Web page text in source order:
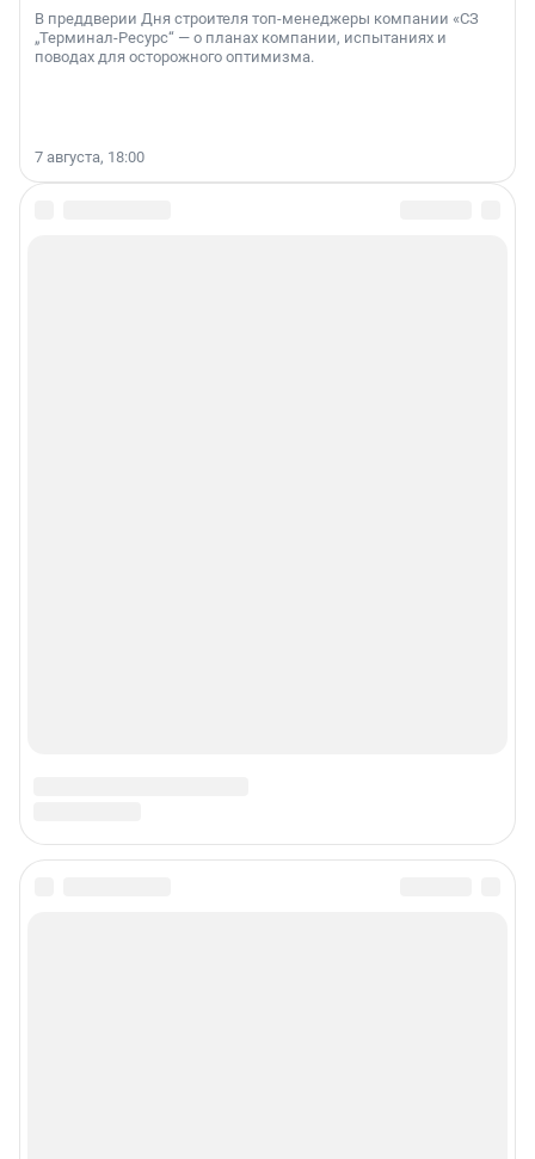
В преддверии Дня строителя топ-менеджеры компании «СЗ
„Терминал-Ресурс“ — о планах компании, испытаниях и
поводах для осторожного оптимизма.
7 августа, 18:00